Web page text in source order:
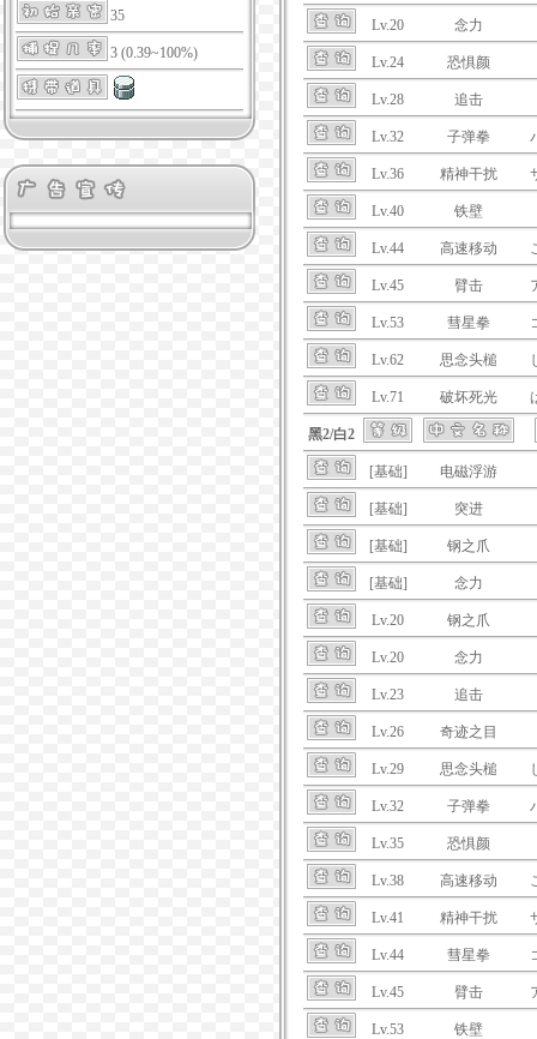
35
3 (0.39~100%)
Lv.20 念力
Lv.24 恐惧颜
Lv.28 追击
Lv.32 子弹拳
Lv.36 精神干扰
Lv.40 铁壁
Lv.44 高速移动
Lv.45 臂击
Lv.53 彗星拳
Lv.62 思念头槌
Lv.71 破坏死光
黑2/白2
[基础] 电磁浮游
[基础] 突进
[基础] 钢之爪
[基础] 念力
Lv.20 钢之爪
Lv.20 念力
Lv.23 追击
Lv.26 奇迹之目
Lv.29 思念头槌
Lv.32 子弹拳
Lv.35 恐惧颜
Lv.38 高速移动
Lv.41 精神干扰
Lv.44 彗星拳
Lv.45 臂击
Lv.53 铁壁